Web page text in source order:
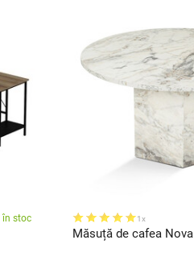
în stoc 1x
Măsuță de cafea Nova